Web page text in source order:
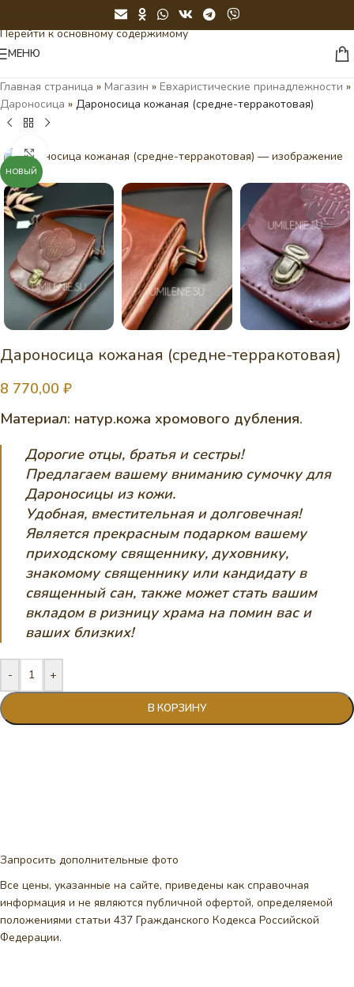
Перейти к основному содержимому
МЕНЮ
Главная страница » Магазин » Евхаристические принадлежности »
Дароносица » Дароносица кожаная (средне-терракотовая)
НОВЫЙ
Нажмите, чтобы увеличить
Дароносица кожаная (средне-терракотовая)
8 770,00 ₽
Материал: натур.кожа хромового дубления.
Дорогие отцы, братья и сестры!
Предлагаем вашему вниманию сумочку для
Дароносицы из кожи.
Удобная, вместительная и долговечная!
Является прекрасным подарком вашему
приходскому священнику, духовнику,
знакомому священнику или кандидату в
священный сан, также может стать вашим
вкладом в ризницу храма на помин вас и
ваших близких!
- +
В КОРЗИНУ
Запросить дополнительные фото
Все цены, указанные на сайте, приведены как справочная
информация и не являются публичной офертой, определяемой
положениями статьи 437 Гражданского Кодекса Российской
Федерации.